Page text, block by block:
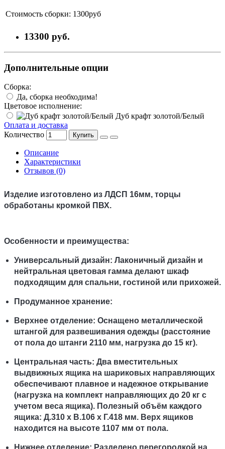
Стоимость сборки: 1300руб
13300 руб.
Дополнительные опции
Сборка:
Да, сборка необходима!
Цветовое исполнение:
Дуб крафт золотой/Белый
Оплата и доставка
Количество
Купить
Описание
Характеристики
Отзывов (0)
Изделие изготовлено из ЛДСП 16мм, торцы
обработаны кромкой ПВХ.
Особенности и преимущества:
Универсальный дизайн: Лаконичный дизайн и
нейтральная цветовая гамма делают шкаф
подходящим для спальни, гостиной или прихожей.
Продуманное хранение:
Верхнее отделение: Оснащено металлической
штангой для развешивания одежды (расстояние
от пола до штанги 2110 мм, нагрузка до 15 кг).
Центральная часть: Два вместительных
выдвижных ящика на шариковых направляющих
обеспечивают плавное и надежное открывание
(нагрузка на комплект направляющих до 20 кг с
учетом веса ящика). Полезный объём каждого
ящика: Д.310 х В.106 х Г.418 мм. Верх ящиков
находится на высоте 1107 мм от пола.
Нижнее отделение: Разделено перегородкой на